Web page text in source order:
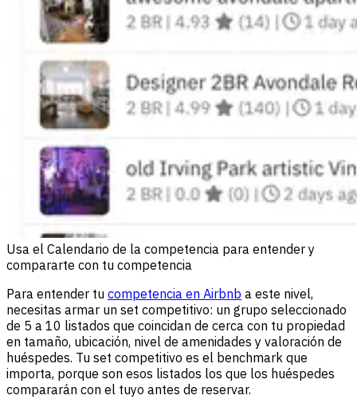
Usa el Calendario de la competencia para entender y
compararte con tu competencia
Para entender tu competencia en Airbnb a este nivel,
necesitas armar un set competitivo: un grupo seleccionado
de 5 a 10 listados que coincidan de cerca con tu propiedad
en tamaño, ubicación, nivel de amenidades y valoración de
huéspedes. Tu set competitivo es el benchmark que
importa, porque son esos listados los que los huéspedes
compararán con el tuyo antes de reservar.